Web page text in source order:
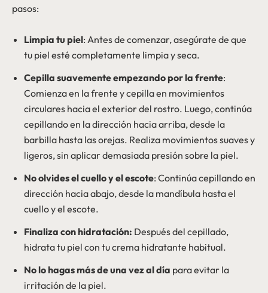
pasos:
Limpia tu piel: Antes de comenzar, asegúrate de que
tu piel esté completamente limpia y seca.
Cepilla suavemente empezando por la frente:
Comienza en la frente y cepilla en movimientos
circulares hacia el exterior del rostro. Luego, continúa
cepillando en la dirección hacia arriba, desde la
barbilla hasta las orejas. Realiza movimientos suaves y
ligeros, sin aplicar demasiada presión sobre la piel.
No olvides el cuello y el escote: Continúa cepillando en
dirección hacia abajo, desde la mandíbula hasta el
cuello y el escote.
Finaliza con hidratación: Después del cepillado,
hidrata tu piel con tu crema hidratante habitual.
No lo hagas más de una vez al día para evitar la
irritación de la piel.